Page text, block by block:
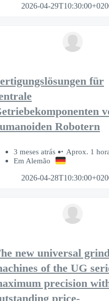
2026-04-
für
Robotern
3 meses atrás
Aprox. 1
Em Alemão
2026-04-
new universal
of the UG
precision
price-